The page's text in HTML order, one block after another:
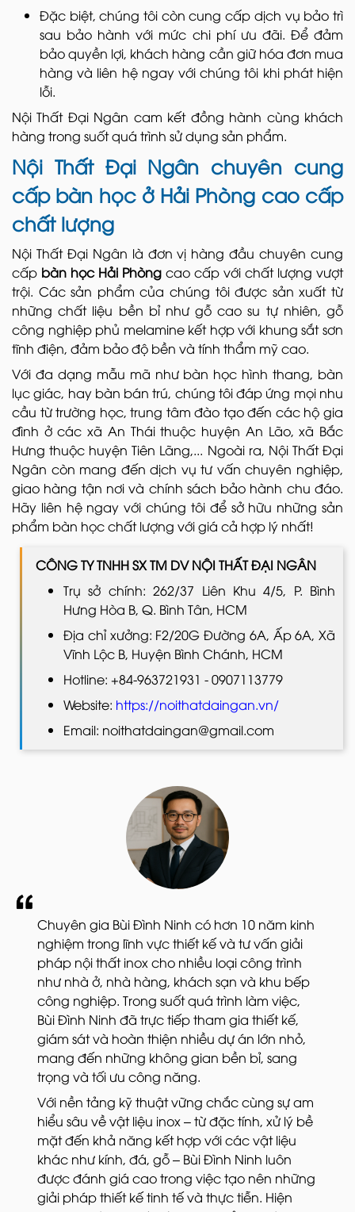
Đặc biệt, chúng tôi còn cung cấp dịch vụ bảo trì
sau bảo hành với mức chi phí ưu đãi. Để đảm
bảo quyền lợi, khách hàng cần giữ hóa đơn mua
hàng và liên hệ ngay với chúng tôi khi phát hiện
lỗi.
Nội Thất Đại Ngân cam kết đồng hành cùng khách
hàng trong suốt quá trình sử dụng sản phẩm.
Nội Thất Đại Ngân chuyên cung
cấp bàn học ở Hải Phòng cao cấp
chất lượng
Nội Thất Đại Ngân là đơn vị hàng đầu chuyên cung
cấp bàn học Hải Phòng cao cấp với chất lượng vượt
trội. Các sản phẩm của chúng tôi được sản xuất từ
những chất liệu bền bỉ như gỗ cao su tự nhiên, gỗ
công nghiệp phủ melamine kết hợp với khung sắt sơn
tĩnh điện, đảm bảo độ bền và tính thẩm mỹ cao.
Với đa dạng mẫu mã như bàn học hình thang, bàn
lục giác, hay bàn bán trú, chúng tôi đáp ứng mọi nhu
cầu từ trường học, trung tâm đào tạo đến các hộ gia
đình ở các xã An Thái thuộc huyện An Lão, xã Bắc
Hưng thuộc huyện Tiên Lãng,... Ngoài ra, Nội Thất Đại
Ngân còn mang đến dịch vụ tư vấn chuyên nghiệp,
giao hàng tận nơi và chính sách bảo hành chu đáo.
Hãy liên hệ ngay với chúng tôi để sở hữu những sản
phẩm bàn học chất lượng với giá cả hợp lý nhất!
CÔNG TY TNHH SX TM DV NỘI THẤT ĐẠI NGÂN
Trụ sở chính: 262/37 Liên Khu 4/5, P. Bình
Hưng Hòa B, Q. Bình Tân, HCM
Địa chỉ xưởng: F2/20G Đường 6A, Ấp 6A, Xã
Vĩnh Lộc B, Huyện Bình Chánh, HCM
Hotline: +84-963721931 - 0907113779
Website: https://noithatdaingan.vn/
Email: noithatdaingan@gmail.com
Chuyên gia Bùi Đình Ninh có hơn 10 năm kinh
nghiệm trong lĩnh vực thiết kế và tư vấn giải
pháp nội thất inox cho nhiều loại công trình
như nhà ở, nhà hàng, khách sạn và khu bếp
công nghiệp. Trong suốt quá trình làm việc,
Bùi Đình Ninh đã trực tiếp tham gia thiết kế,
giám sát và hoàn thiện nhiều dự án lớn nhỏ,
mang đến những không gian bền bỉ, sang
trọng và tối ưu công năng.
Với nền tảng kỹ thuật vững chắc cùng sự am
hiểu sâu về vật liệu inox – từ đặc tính, xử lý bề
mặt đến khả năng kết hợp với các vật liệu
khác như kính, đá, gỗ – Bùi Đình Ninh luôn
được đánh giá cao trong việc tạo nên những
giải pháp thiết kế tinh tế và thực tiễn. Hiện